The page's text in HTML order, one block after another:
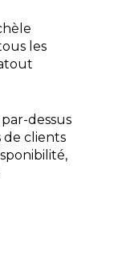
les
dessus
de clients